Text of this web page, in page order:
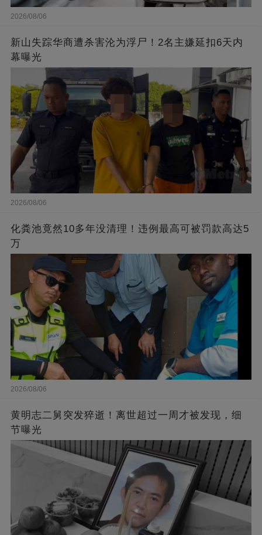
2026/08/06
新山失踪华商遭杀害沦为浮尸！2名主嫌延扣6天内
幕曝光
2026/08/06
化粪池竟然10多年没清理！违例最高可被罚款高达5
万
2026/08/06
黄明志二舅突发猝逝！离世超过一周才被发现，细
节曝光